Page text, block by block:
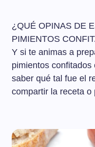
¿QUÉ OPINAS DE
PIMIENTOS
Y si te animas a
pimientos
saber qué tal fue el
compartir la receta o